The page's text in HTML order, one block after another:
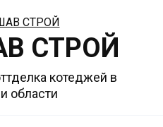
СТРОЙ
котеджей в
области